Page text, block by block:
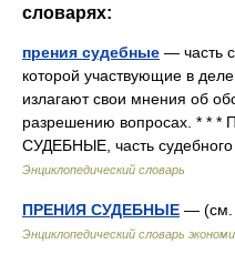
словарях:
прения судебные — часть
которой участвующие в
излагают свои мнения об
разрешению вопросах. *
СУДЕБНЫЕ, часть
Энциклопедический словарь
ПРЕНИЯ СУДЕБНЫЕ —
Энциклопедический словарь